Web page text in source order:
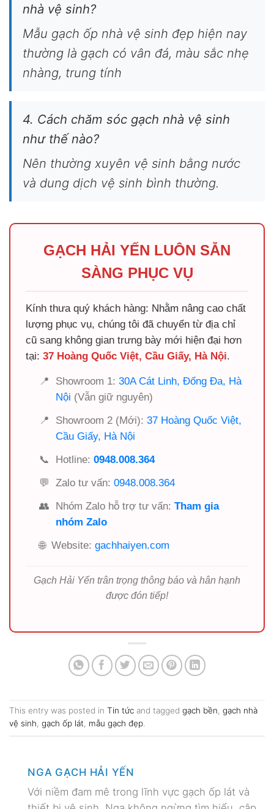
nhà vệ sinh?
Mẫu gạch ốp nhà vệ sinh đẹp hiện nay
thường là gạch có vân đá, màu sắc nhẹ
nhàng, trung tính
4. Cách chăm sóc gạch nhà vệ sinh
như thế nào?
Nên thường xuyên vệ sinh bằng nước
và dung dịch vệ sinh bình thường.
GẠCH HẢI YẾN LUÔN SẴN
SÀNG PHỤC VỤ
Kính thưa quý khách hàng: Nhằm nâng cao chất
lượng phục vụ, chúng tôi đã chuyển từ địa chỉ
cũ sang không gian trưng bày mới hiện đại hơn
tại: 37 Hoàng Quốc Việt, Cầu Giấy, Hà Nội.
📍 Showroom 1: 30A Cát Linh, Đống Đa, Hà
Nội (Vẫn giữ nguyên)
📍
Showroom 2 (Mới): 37 Hoàng Quốc Việt,
Cầu Giấy, Hà Nội
📞
Hotline: 0948.008.364
💬
Zalo tư vấn: 0948.008.364
👥
Nhóm Zalo hỗ trợ tư vấn: Tham gia
nhóm Zalo
🌐 Website: gachhaiyen.com
Gạch Hải Yến trân trọng thông báo và hân hạnh
được đón tiếp!
This entry was posted in Tin tức and tagged gạch bền, gạch nhà
vệ sinh, gạch ốp lát, mẫu gạch đẹp.
NGA GẠCH HẢI YẾN
Với niềm đam mê trong lĩnh vực gạch ốp lát và